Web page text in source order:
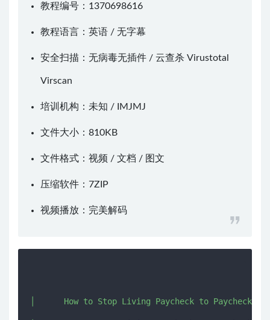
教程编号：1370698616
教程语言：英语 / 无字幕
安全扫描：无病毒无插件 / 云查杀 Virustotal
Virscan
培训机构：未知 / IMJMJ
文件大小：810KB
文件格式：视频 / 文档 / 图文
压缩软件： 7ZIP
视频播放： 完美解码
│      How to Stop Living Paycheck to